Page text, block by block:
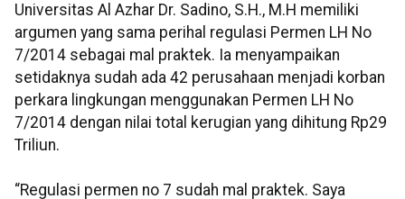
Universitas Al Azhar Dr. Sadino, S.H., M.H memiliki
argumen yang sama perihal regulasi Permen LH No
7/2014 sebagai mal praktek. Ia menyampaikan
setidaknya sudah ada 42 perusahaan menjadi korban
perkara lingkungan menggunakan Permen LH No
7/2014 dengan nilai total kerugian yang dihitung Rp29
Triliun.
“Regulasi permen no 7 sudah mal praktek. Saya